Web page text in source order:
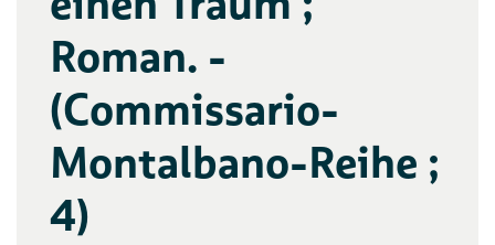
Roman. -
(Commissario-
Montalbano-Reihe ;
4)